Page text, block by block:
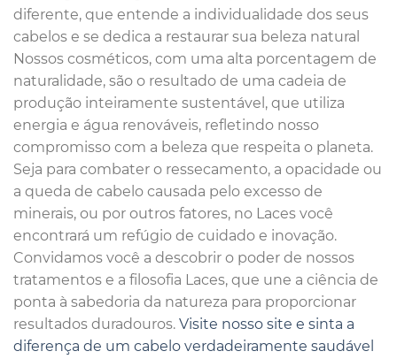
diferente, que entende a individualidade dos seus
cabelos e se dedica a restaurar sua beleza natural
Nossos cosméticos, com uma alta porcentagem de
naturalidade, são o resultado de uma cadeia de
produção inteiramente sustentável, que utiliza
energia e água renováveis, refletindo nosso
compromisso com a beleza que respeita o planeta.
Seja para combater o ressecamento, a opacidade ou
a queda de cabelo causada pelo excesso de
minerais, ou por outros fatores, no Laces você
encontrará um refúgio de cuidado e inovação.
Convidamos você a descobrir o poder de nossos
tratamentos e a filosofia Laces, que une a ciência de
ponta à sabedoria da natureza para proporcionar
resultados duradouros. Visite nosso site e sinta a
diferença de um cabelo verdadeiramente saudável